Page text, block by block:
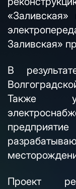
Заливская»
В
Также
Проект